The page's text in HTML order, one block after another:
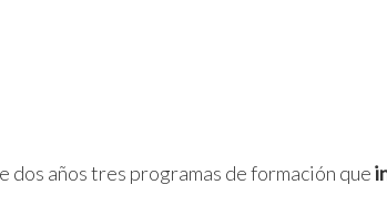
años tres programas de formación que